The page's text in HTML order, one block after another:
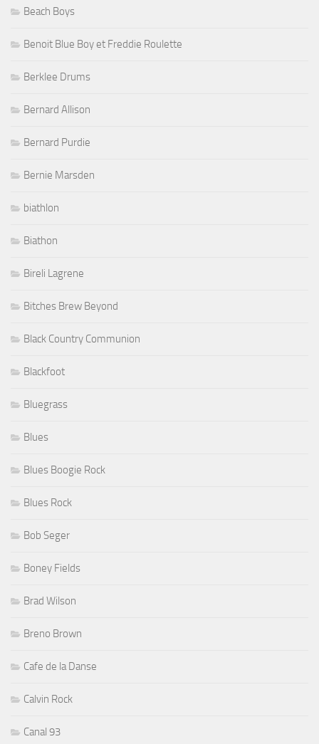
Beach Boys
Benoit Blue Boy et Freddie Roulette
Berklee Drums
Bernard Allison
Bernard Purdie
Bernie Marsden
biathlon
Biathon
Bireli Lagrene
Bitches Brew Beyond
Black Country Communion
Blackfoot
Bluegrass
Blues
Blues Boogie Rock
Blues Rock
Bob Seger
Boney Fields
Brad Wilson
Breno Brown
Cafe de la Danse
Calvin Rock
Canal 93